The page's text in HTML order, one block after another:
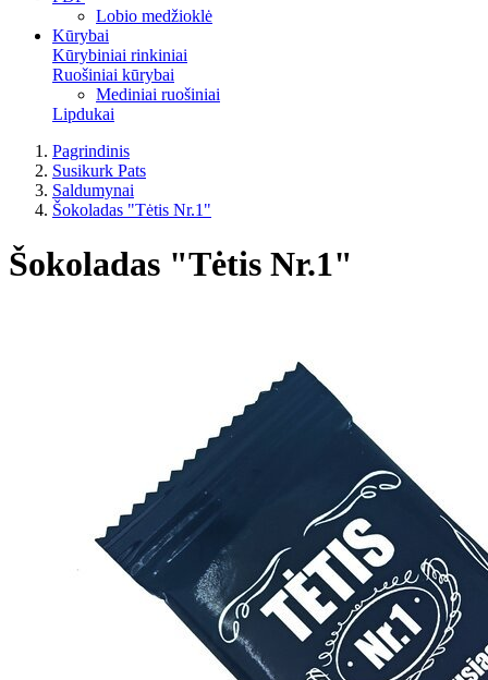
Lobio medžioklė
Kūrybai
Kūrybiniai rinkiniai
Ruošiniai kūrybai
Mediniai ruošiniai
Lipdukai
Pagrindinis
Susikurk Pats
Saldumynai
Šokoladas "Tėtis Nr.1"
Šokoladas "Tėtis Nr.1"